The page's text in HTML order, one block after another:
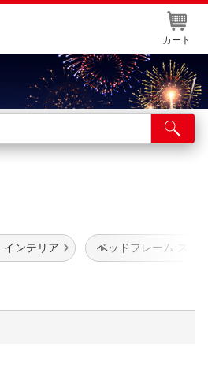
カート
インテリア ベッドフレーム スノ